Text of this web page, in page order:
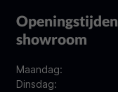
Openingstijden
showroom
Maandag:
Dinsdag: